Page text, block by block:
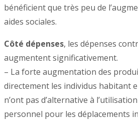
bénéficient que très peu de
aides sociales.
Côté dépenses, les dépenses
augmentent significativement.
– La forte augmentation des
directement les individus habitant
n’ont pas d’alternative à
personnel pour les déplacements